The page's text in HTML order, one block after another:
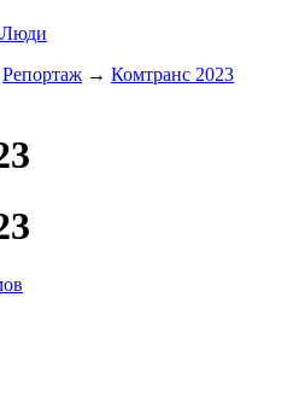
Люди
Репортаж → Комтранс 2023